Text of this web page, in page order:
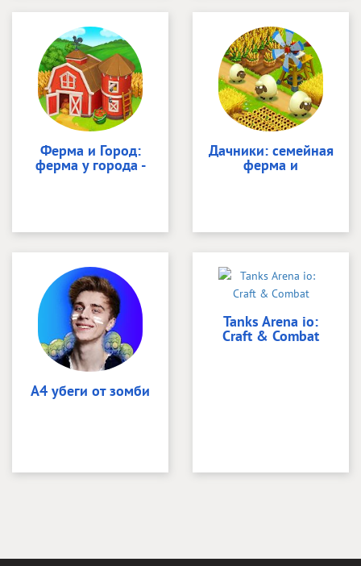
Ферма и Город:
ферма у города -
Дачники: семейная
ферма и
А4 убеги от зомби
Tanks Arena io:
Craft & Combat